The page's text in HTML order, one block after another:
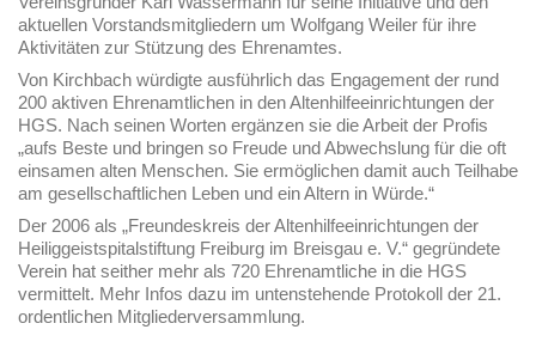
aktuellen Vorstandsmitgliedern um Wolfgang Weiler für ihre
Aktivitäten zur Stützung des Ehrenamtes.
Von Kirchbach würdigte ausführlich das Engagement der rund
200 aktiven Ehrenamtlichen in den Altenhilfeeinrichtungen der
HGS. Nach seinen Worten ergänzen sie die Arbeit der Profis
„aufs Beste und bringen so Freude und Abwechslung für die oft
einsamen alten Menschen. Sie ermöglichen damit auch Teilhabe
am gesellschaftlichen Leben und ein Altern in Würde.“
Der 2006 als „Freundeskreis der Altenhilfeeinrichtungen der
Heiliggeistspitalstiftung Freiburg im Breisgau e. V.“ gegründete
Verein hat seither mehr als 720 Ehrenamtliche in die HGS
vermittelt. Mehr Infos dazu im untenstehende Protokoll der 21.
ordentlichen Mitgliederversammlung.